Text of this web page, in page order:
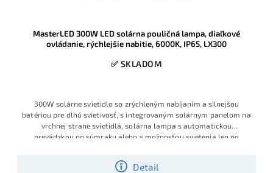
MasterLED 300W LED solárna pouličná lampa, diaľkové
ovládanie, rýchlejšie nabitie, 6000K, IP65, LX300
✅ SKLADOM
Detail
300W solárne svietidlo so zrýchleným nabíjaním a silnejšou
batériou pre dlhú svietivosť, s integrovaným solárnym panelom na
vrchnej strane svietidlá, solárna lampa s automatickou
prevádzkou po súmraku alebo s možnosťou svietenia len po